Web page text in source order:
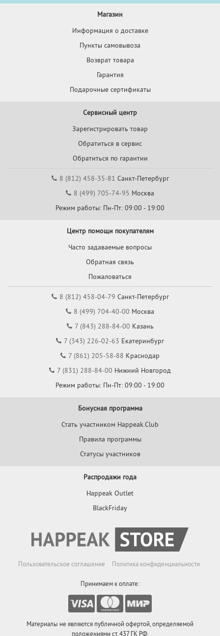
Магазин
Информация о доставке
Пункты самовывоза
Возврат товара
Гарантия
Подарочные сертификаты
Сервисный центр
Зарегистрировать товар
Обратиться в сервис
Обратиться по гарантии
8 (812) 458-35-81 Санкт-Петербург
8 (499) 705-74-95 Москва
Режим работы: Пн-Пт: 09:00 - 19:00
Центр помощи покупателям
Часто задаваемые вопросы
Обратная связь
Пожаловаться
8 (812) 458-04-79 Санкт-Петербург
8 (499) 704-40-00 Москва
7 (843) 288-84-00 Казань
7 (343) 226-02-63 Екатеринбург
7 (861) 205-58-88 Краснодар
7 (831) 288-84-00 Нижний Новгород
Режим работы: Пн-Пт: 09:00 - 19:00
Бонусная программа
Стать участником Happeak.Club
Правила программы
Статусы участников
Распродажи года
Happeak Outlet
BlackFriday
Пользовательское соглашение Политика конфиденциальности
Принимаем к оплате:
Материалы не являются публичной офертой, определяемой
положениями ст. 437 ГК РФ.